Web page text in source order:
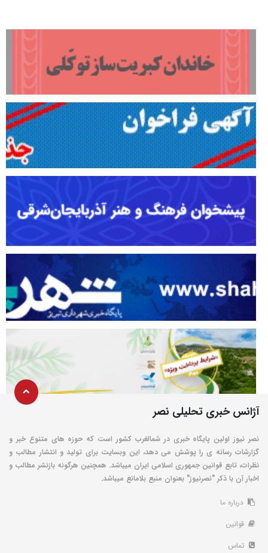
آژانس خبری تحلیلی نصر
نصر نیوز اولین پایگاه خبری در شمالغرب کشور است که حوزه های متنوع خبر و
گزارشات رسانه ی را پوشش می دهد، این وبسایت برای تولید و انتشار مطالب و
نظرات، تابع قوانین جمهوری اسلامی ایران میباشد. همچنین هرگونه بازنشر مطالب و
اخبار آن با ذکر "نصرنیوز" بعنوان منبع بلامانع میباشد.
درباره ما
قوانین
تماس